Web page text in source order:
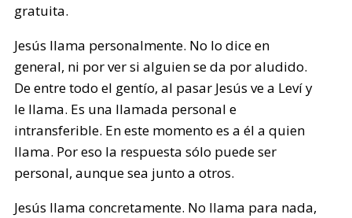
gratuita.
Jesús llama personalmente. No lo dice en
general, ni por ver si alguien se da por aludido.
De entre todo el gentío, al pasar Jesús ve a Leví y
le llama. Es una llamada personal e
intransferible. En este momento es a él a quien
llama. Por eso la respuesta sólo puede ser
personal, aunque sea junto a otros.
Jesús llama concretamente. No llama para nada,